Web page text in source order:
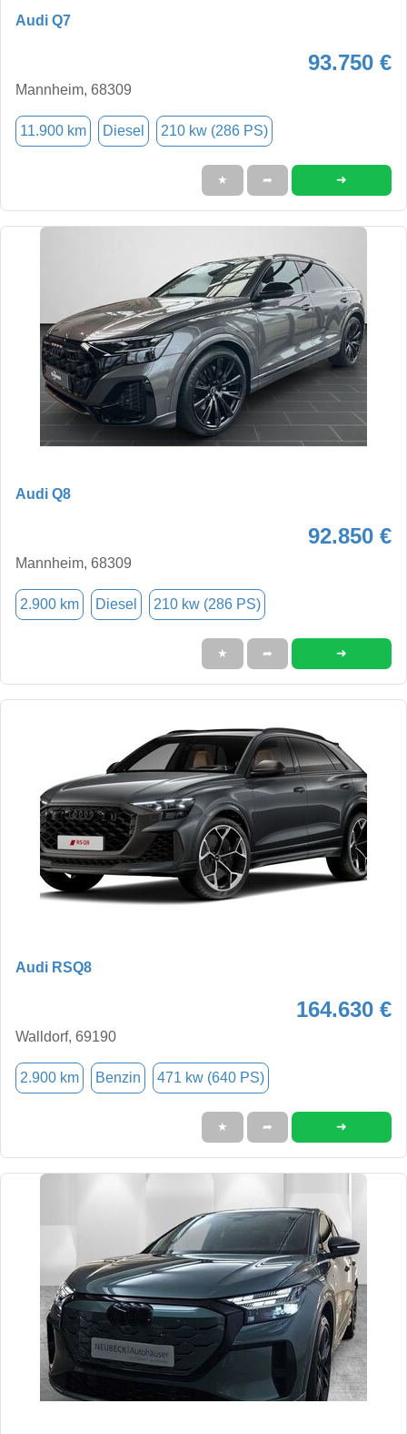
Audi Q7
93.750 €
Mannheim, 68309
11.900 km Diesel 210 kw (286 PS)
★ ➦ ➜
Audi Q8
92.850 €
Mannheim, 68309
2.900 km Diesel 210 kw (286 PS)
★ ➦ ➜
Audi RSQ8
164.630 €
Walldorf, 69190
2.900 km Benzin 471 kw (640 PS)
★ ➦ ➜